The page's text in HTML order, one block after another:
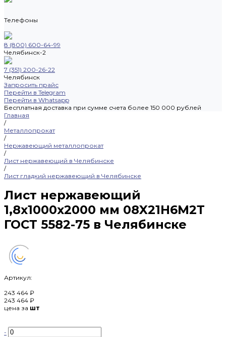
Телефоны
8 (800) 600-64-99
Челябинск-2
7 (351) 200-26-22
Челябинск
Запросить прайс
Перейти в Telegram
Перейти в Whatsapp
Бесплатная доставка при сумме счета более 150 000 рублей
Главная
/
Металлопрокат
/
Нержавеющий металлопрокат
/
Лист нержавеющий в Челябинске
/
Лист гладкий нержавеющий в Челябинске
Лист нержавеющий
1,8х1000х2000 мм 08X21Н6М2Т
ГОСТ 5582-75 в Челябинске
Артикул:
243 464 ₽
243 464 ₽
цена за шт
-